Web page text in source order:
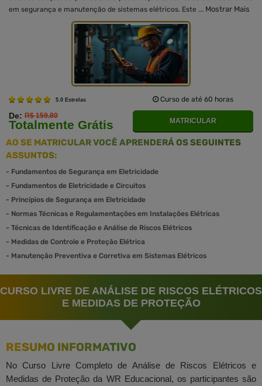
em segurança e manutenção de sistemas elétricos. Este ... Mostrar Mais
5.0 Estrelas Curso de até 60 horas
De: R$ 159.80
Totalmente Grátis MATRICULAR
AO SE MATRICULAR VOCÊ APRENDERÁ OS SEGUINTES
ASSUNTOS:
- Fundamentos de Segurança em Eletricidade
- Fundamentos de Eletricidade e Circuitos
- Princípios de Segurança em Eletricidade
- Normas Técnicas e Regulamentações em Instalações Elétricas
- Técnicas de Identificação e Análise de Riscos Elétricos
- Medidas de Controle e Proteção Elétrica
- Manutenção Preventiva e Corretiva em Sistemas Elétricos
CURSO LIVRE DE ANÁLISE DE RISCOS ELÉTRICOS
E MEDIDAS DE PROTEÇÃO
RESUMO INFORMATIVO
No Curso Livre Completo de Análise de Riscos Elétricos e
Medidas de Proteção da WR Educacional, os participantes são